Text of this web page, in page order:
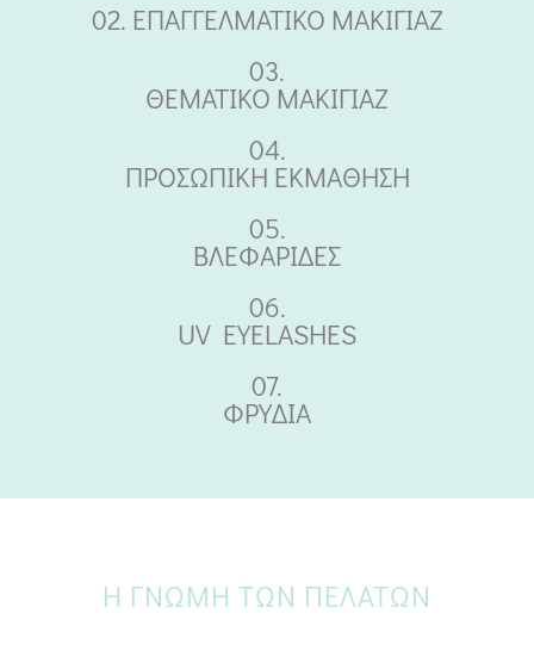
02. ΕΠΑΓΓΕΛΜΑΤΙΚΟ ΜΑΚΙΓΙΑΖ
03.
ΘΕΜΑΤΙΚΟ ΜΑΚΙΓΙΑΖ
04.
ΠΡΟΣΩΠΙΚΗ ΕΚΜΑΘΗΣΗ
05.
ΒΛΕΦΑΡΙΔΕΣ
06.
UV EYELASHES
07.
ΦΡΥΔΙΑ
Η ΓΝΏΜΗ ΤΩΝ ΠΕΛΑΤΏΝ